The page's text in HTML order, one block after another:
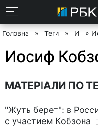
Головна » Теги » И »
Иосиф
МАТЕРІАЛИ ПО
"Жуть берет": в
с участием Кобзона